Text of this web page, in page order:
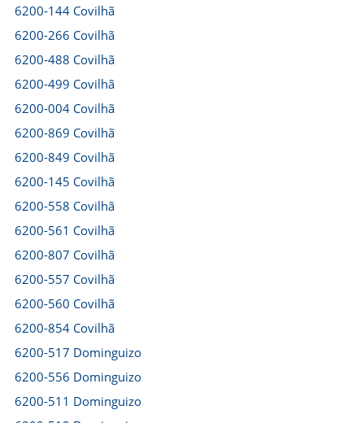
6200-144 Covilhã
6200-266 Covilhã
6200-488 Covilhã
6200-499 Covilhã
6200-004 Covilhã
6200-869 Covilhã
6200-849 Covilhã
6200-145 Covilhã
6200-558 Covilhã
6200-561 Covilhã
6200-807 Covilhã
6200-557 Covilhã
6200-560 Covilhã
6200-854 Covilhã
6200-517 Dominguizo
6200-556 Dominguizo
6200-511 Dominguizo